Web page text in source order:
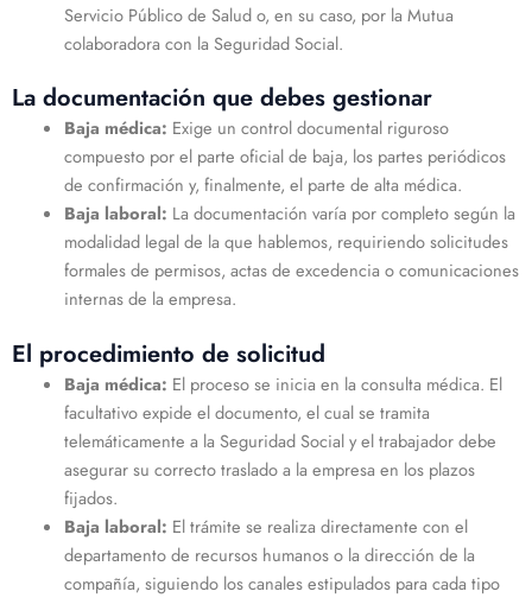
Servicio Público de Salud o, en su caso, por la Mutua
colaboradora con la Seguridad Social.
La documentación que debes gestionar
Baja médica: Exige un control documental riguroso
compuesto por el parte oficial de baja, los partes periódicos
de confirmación y, finalmente, el parte de alta médica.
Baja laboral: La documentación varía por completo según la
modalidad legal de la que hablemos, requiriendo solicitudes
formales de permisos, actas de excedencia o comunicaciones
internas de la empresa.
El procedimiento de solicitud
Baja médica: El proceso se inicia en la consulta médica. El
facultativo expide el documento, el cual se tramita
telemáticamente a la Seguridad Social y el trabajador debe
asegurar su correcto traslado a la empresa en los plazos
fijados.
Baja laboral: El trámite se realiza directamente con el
departamento de recursos humanos o la dirección de la
compañía, siguiendo los canales estipulados para cada tipo